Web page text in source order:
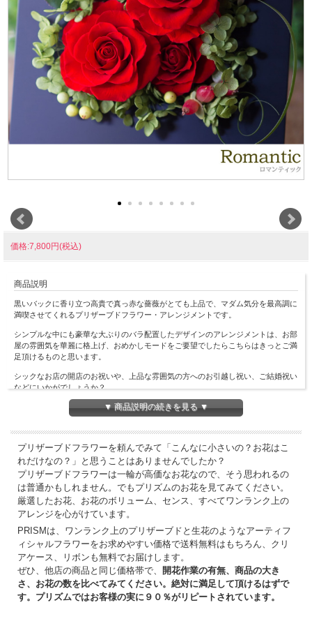
価格:7,800円(税込)
商品説明
黒いバックに香り立つ高貴で真っ赤な薔薇がとても上品で、マダム気分を最高調に
満喫させてくれるプリザーブドフラワー・アレンジメントです。
シンプルな中にも豪華な大ぶりのバラ配置したデザインのアレンジメントは、お部
屋の雰囲気を華麗に格上げ、おめかしモードをご要望でしたらこちらはきっとご満
足頂けるものと思います。
シックなお店の開店のお祝いや、上品な雰囲気の方へのお引越し祝い、ご結婚祝い
などにいかがでしょうか？
▼ 商品説明の続きを見る ▼
プリザーブドフラワーを頼んでみて「こんなに小さいの？お花はこ
れだけなの？」と思うことはありませんでしたか？
プリザーブドフラワーは一輪が高価なお花なので、そう思われるの
は普通かもしれません。でもプリズムのお花を見てみてください。
厳選したお花、お花のボリューム、センス、すべてワンランク上の
アレンジを心がけています。
PRISMは、ワンランク上のプリザーブドと生花のようなアーティフ
ィシャルフラワーをお求めやすい価格で送料無料はもちろん、クリ
アケース、リボンも無料でお届けします。
ぜひ、他店の商品と同じ価格帯で、
開花作業の有無、商品の大き
さ、お花の数を比べてみてください。絶対に満足して頂けるはずで
す。プリズムではお客様の実に９０％がリピートされています。